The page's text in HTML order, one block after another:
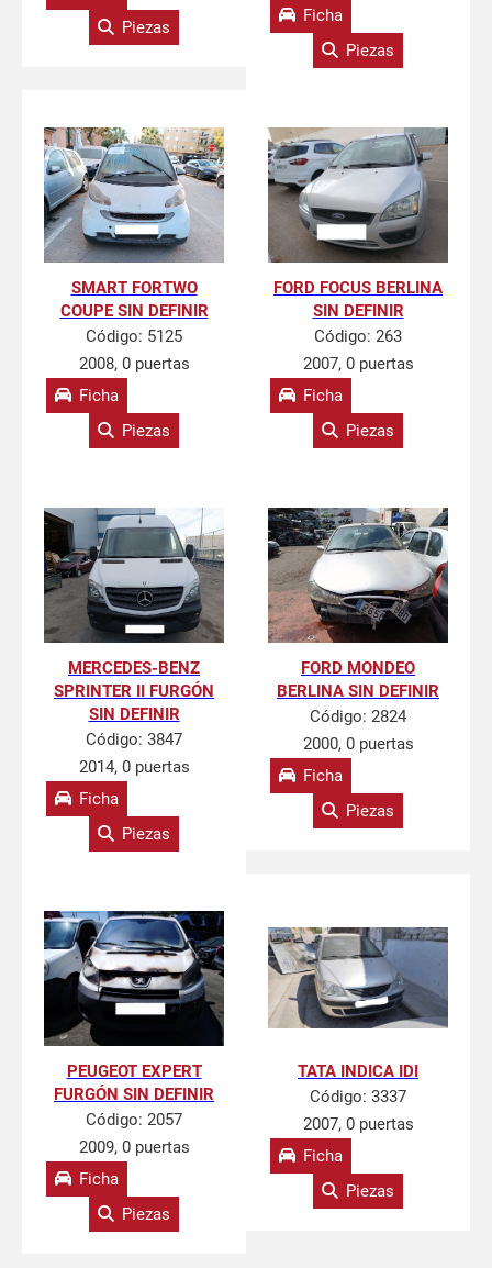
Piezas
Ficha
Piezas
SMART FORTWO
COUPE SIN DEFINIR
Código: 5125
2008, 0 puertas
Ficha
Piezas
FORD FOCUS BERLINA
SIN DEFINIR
Código: 263
2007, 0 puertas
Ficha
Piezas
MERCEDES-BENZ
SPRINTER II FURGÓN
SIN DEFINIR
Código: 3847
2014, 0 puertas
Ficha
Piezas
FORD MONDEO
BERLINA SIN DEFINIR
Código: 2824
2000, 0 puertas
Ficha
Piezas
PEUGEOT EXPERT
FURGÓN SIN DEFINIR
Código: 2057
2009, 0 puertas
Ficha
Piezas
TATA INDICA IDI
Código: 3337
2007, 0 puertas
Ficha
Piezas